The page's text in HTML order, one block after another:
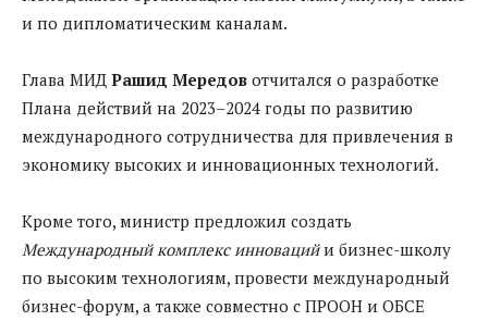
и по дипломатическим каналам.
Глава МИД Рашид Мередов отчитался о разработке
Плана действий на 2023–2024 годы по развитию
международного сотрудничества для привлечения в
экономику высоких и инновационных технологий.
Кроме того, министр предложил создать
Международный комплекс инновацийи бизнес-школу
по высоким технологиям, провести международный
бизнес-форум, а также совместно с ПРООН и ОБСЕ